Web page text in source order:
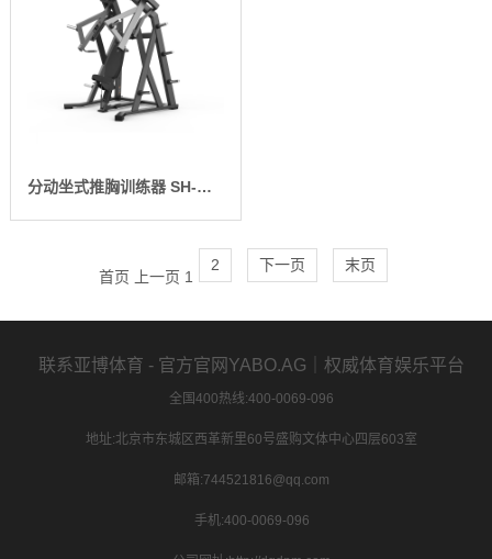
分动坐式推胸训练器 SH-G8912
首页 上一页 1
2 下一页 末页
联系亚博体育 - 官方官网YABO.AG｜权威体育娱乐平台
全国400热线:400-0069-096
地址:北京市东城区西革新里60号盛购文体中心四层603室
邮箱:744521816@qq.com
手机:400-0069-096